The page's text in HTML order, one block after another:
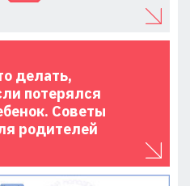
делать,
потерялся
Советы
родителей